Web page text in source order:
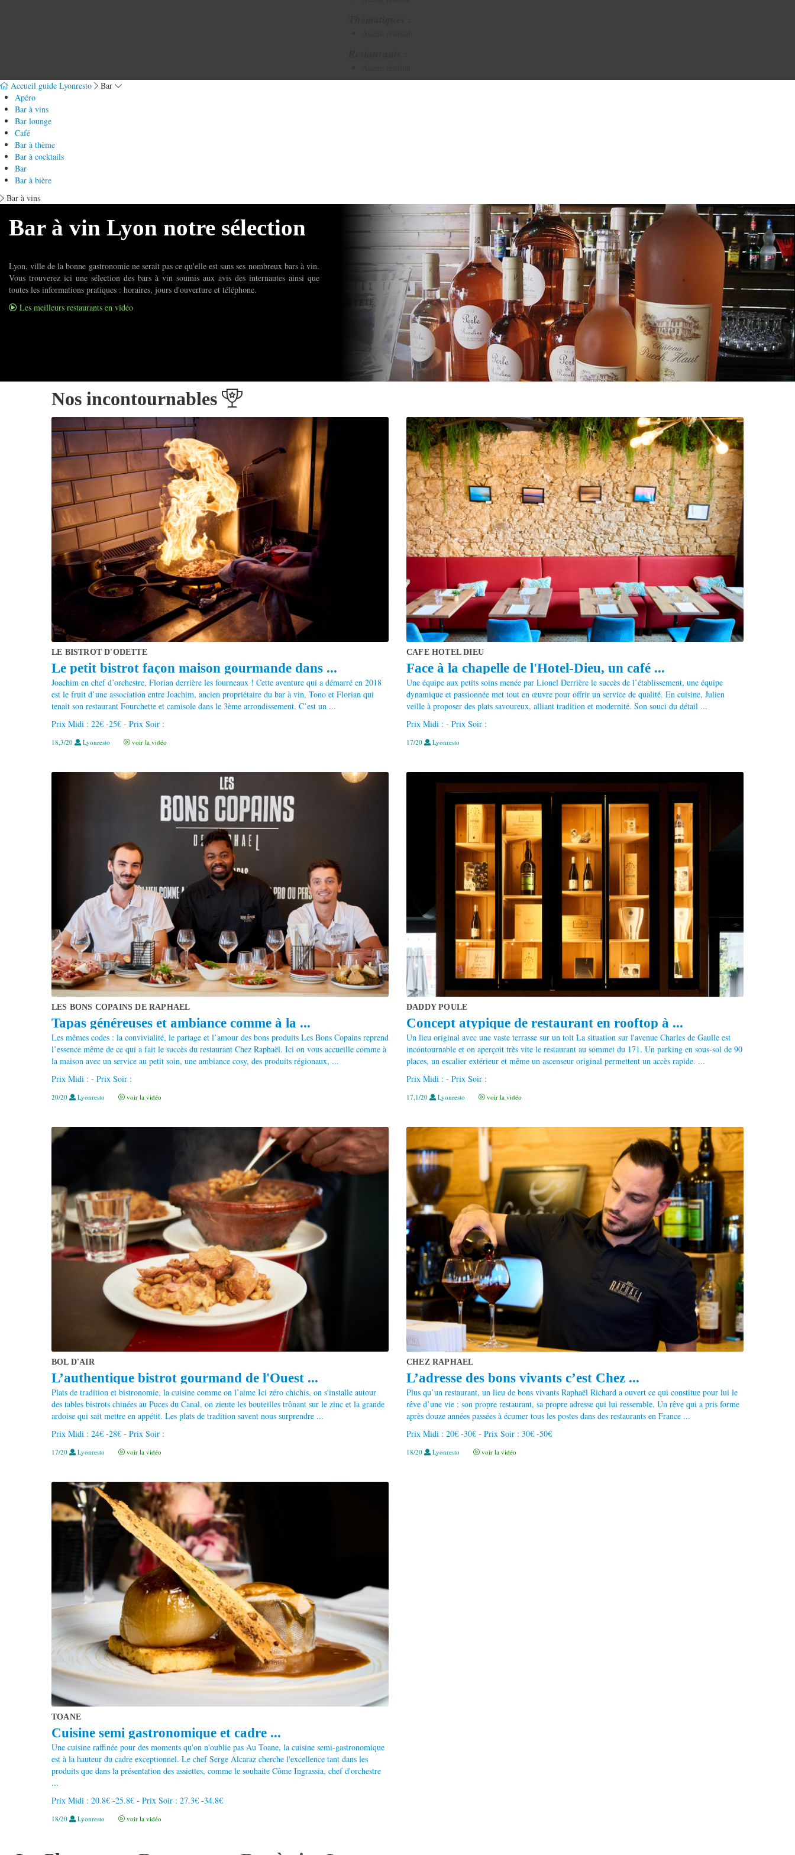
Accueil guide Lyonresto
Bar
Apéro
Bar à vins
Bar lounge
Café
Bar à thème
Bar à cocktails
Bar
Bar à bière
Bar à vins
Bar à vin Lyon notre sélection
Lyon, ville de la bonne gastronomie ne serait pas ce qu'elle est sans ses nombreux bars à vin.
Vous trouverez ici une sélection des bars à vin soumis aux avis des internautes ainsi que
toutes les informations pratiques : horaires, jours d'ouverture et téléphone.
Les meilleurs restaurants en vidéo
Nos incontournables
LE BISTROT D'ODETTE
Le petit bistrot façon maison gourmande dans ...
Joachim en chef d’orchestre, Florian derrière les fourneaux ! Cette aventure qui a démarré en 2018
est le fruit d’une association entre Joachim, ancien propriétaire du bar à vin, Tono et Florian qui
tenait son restaurant Fourchette et camisole dans le 3ème arrondissement. C’est un ...
Prix Midi : 22€ -25€ - Prix Soir :
18,3/20 Lyonresto voir la vidéo
CAFE HOTEL DIEU
Face à la chapelle de l'Hotel-Dieu, un café ...
Une équipe aux petits soins menée par Lionel Derrière le succès de l’établissement, une équipe
dynamique et passionnée met tout en œuvre pour offrir un service de qualité. En cuisine, Julien
veille à proposer des plats savoureux, alliant tradition et modernité. Son souci du détail ...
Prix Midi : - Prix Soir :
17/20 Lyonresto
LES BONS COPAINS DE RAPHAEL
Tapas généreuses et ambiance comme à la ...
Les mêmes codes : la convivialité, le partage et l’amour des bons produits Les Bons Copains reprend
l’essence même de ce qui a fait le succès du restaurant Chez Raphaël. Ici on vous accueille comme à
la maison avec un service au petit soin, une ambiance cosy, des produits régionaux, ...
Prix Midi : - Prix Soir :
20/20 Lyonresto voir la vidéo
DADDY POULE
Concept atypique de restaurant en rooftop à ...
Un lieu original avec une vaste terrasse sur un toit La situation sur l'avenue Charles de Gaulle est
incontournable et on aperçoit très vite le restaurant au sommet du 171. Un parking en sous-sol de 90
places, un escalier extérieur et même un ascenseur original permettent un accès rapide. ...
Prix Midi : - Prix Soir :
17,1/20 Lyonresto voir la vidéo
BOL D'AIR
L’authentique bistrot gourmand de l'Ouest ...
Plats de tradition et bistronomie, la cuisine comme on l’aime Ici zéro chichis, on s'installe autour
des tables bistrots chinées au Puces du Canal, on zieute les bouteilles trônant sur le zinc et la grande
ardoise qui sait mettre en appétit. Les plats de tradition savent nous surprendre ...
Prix Midi : 24€ -28€ - Prix Soir :
17/20 Lyonresto voir la vidéo
CHEZ RAPHAEL
L’adresse des bons vivants c’est Chez ...
Plus qu’un restaurant, un lieu de bons vivants Raphaël Richard a ouvert ce qui constitue pour lui le
rêve d’une vie : son propre restaurant, sa propre adresse qui lui ressemble. Un rêve qui a pris forme
après douze années passées à écumer tous les postes dans des restaurants en France ...
Prix Midi : 20€ -30€ - Prix Soir : 30€ -50€
18/20 Lyonresto voir la vidéo
TOANE
Cuisine semi gastronomique et cadre ...
Une cuisine raffinée pour des moments qu'on n'oublie pas Au Toane, la cuisine semi-gastronomique
est à la hauteur du cadre exceptionnel. Le chef Serge Alcaraz cherche l'excellence tant dans les
produits que dans la présentation des assiettes, comme le souhaite Côme Ingrassia, chef d'orchestre
...
Prix Midi : 20.8€ -25.8€ - Prix Soir : 27.3€ -34.8€
18/20 Lyonresto voir la vidéo